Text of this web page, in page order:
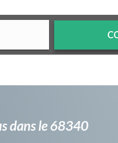
dans le 68340